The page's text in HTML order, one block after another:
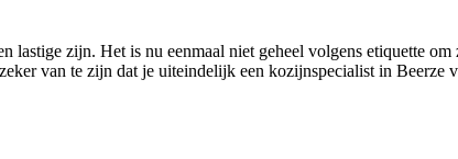
lastige zijn. Het is nu eenmaal niet geheel volgens etiquette
van te zijn dat je uiteindelijk een kozijnspecialist in